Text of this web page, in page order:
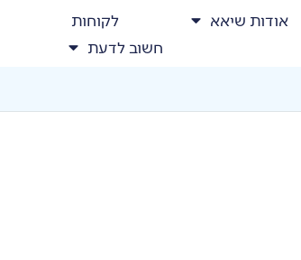
אודות שיאא לקוחות
חשוב לדעת